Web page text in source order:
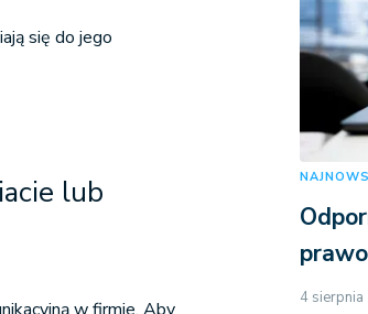
się do jego
lub
4